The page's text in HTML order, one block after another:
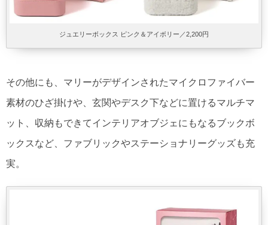
ジュエリーボックス ピンク＆アイボリー／2,200円
その他にも、マリーがデザインされたマイクロファイバー
素材のひざ掛けや、玄関やデスク下などに置けるマルチマ
ット、収納もできてインテリアオブジェにもなるブックボ
ックスなど、ファブリックやステーショナリーグッズも充
実。